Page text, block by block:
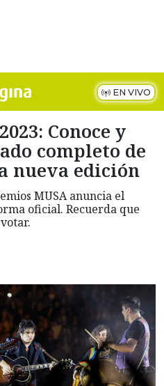
EN VIVO
Conoce y
completo de
nueva edición
MUSA anuncia el
oficial. Recuerda que